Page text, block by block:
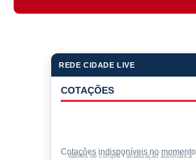
REDE CIDADE LIVE
COTAÇÕES
Cotações indisponíveis no momento.
Valores de compra • atualização automática